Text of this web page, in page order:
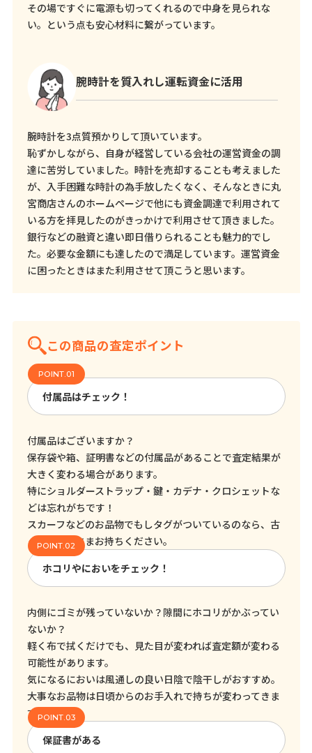
その場ですぐに電源も切ってくれるので中身を見られな
い。という点も安心材料に繋がっています。
腕時計を質入れし運転資金に活用
腕時計を3点質預かりして頂いています。
恥ずかしながら、自身が経営している会社の運営資金の調
達に苦労していました。時計を売却することも考えました
が、入手困難な時計の為手放したくなく、そんなときに丸
宮商店さんのホームページで他にも資金調達で利用されて
いる方を拝見したのがきっかけで利用させて頂きました。
銀行などの融資と違い即日借りられることも魅力的でし
た。必要な金額にも達したので満足しています。運営資金
に困ったときはまた利用させて頂こうと思います。
この商品の査定ポイント
付属品はチェック！
付属品はございますか？
保存袋や箱、証明書などの付属品があることで査定結果が
大きく変わる場合があります。
特にショルダーストラップ・鍵・カデナ・クロシェットな
どは忘れがちです！
スカーフなどのお品物でもしタグがついているのなら、古
くてもそのままお持ちください。
ホコリやにおいをチェック！
内側にゴミが残っていないか？隙間にホコリがかぶってい
ないか？
軽く布で拭くだけでも、見た目が変われば査定額が変わる
可能性があります。
気になるにおいは風通しの良い日陰で陰干しがおすすめ。
大事なお品物は日頃からのお手入れで持ちが変わってきま
す！
保証書がある